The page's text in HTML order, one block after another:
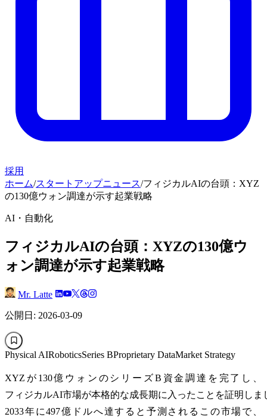
採用
ホーム/スタートアップニュース/フィジカルAIの台頭：XYZ
の130億ウォン調達が示す起業戦略
AI・自動化
フィジカルAIの台頭：XYZの130億ウ
ォン調達が示す起業戦略
Mr. Latte
公開日: 2026-03-09
Physical AIRoboticsSeries BProprietary DataMarket Strategy
XYZが130億ウォンのシリーズB資金調達を完了し、
フィジカルAI市場が本格的な成長期に入ったことを証明しま
2033年に497億ドルへ達すると予測されるこの市場で、